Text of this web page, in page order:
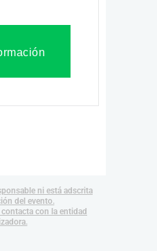
ni está adscrita
del evento.
con la entidad